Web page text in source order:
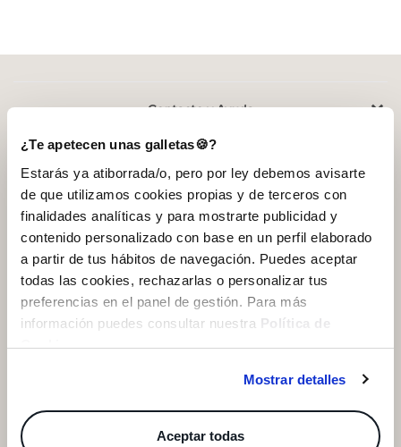
¿Te apetecen unas galletas🍪?
Estarás ya atiborrada/o, pero por ley debemos avisarte
de que utilizamos cookies propias y de terceros con
finalidades analíticas y para mostrarte publicidad y
contenido personalizado con base en un perfil elaborado
a partir de tus hábitos de navegación. Puedes aceptar
todas las cookies, rechazarlas o personalizar tus
preferencias en el panel de gestión. Para más
información puedes consultar nuestra Política de
Cookies.
Mostrar detalles
Aceptar todas
He leído y entiendo lapolítica de privacidady acepto recibir
QUIERO SUSCRIBIRME
* Puedes cancelar la suscripción en cualquier momento.
Contacto y Ayuda
INSIDE World
App INSIDE Shop
INSIDE Community